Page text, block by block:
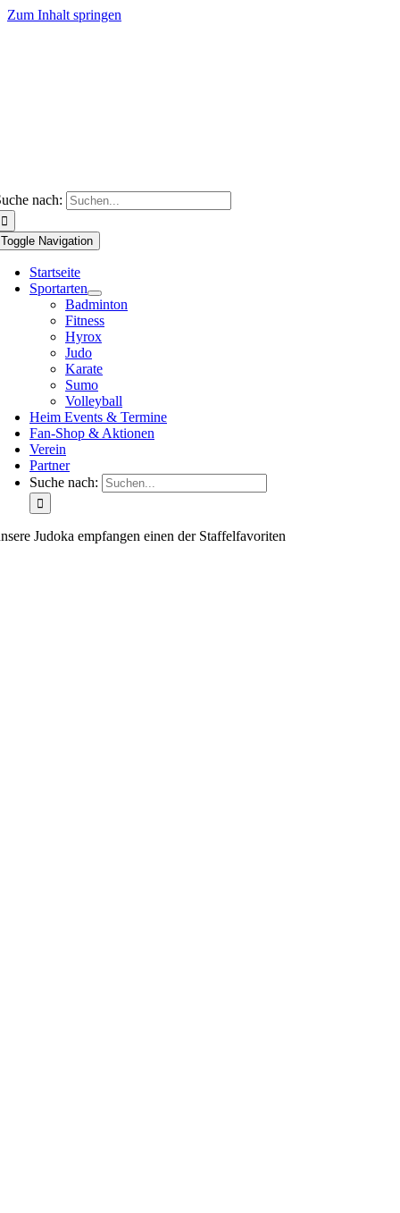
Zum Inhalt springen
nach:
Toggle Navigation
Startseite
Sportarten
Badminton
Fitness
Hyrox
Judo
Karate
Sumo
Volleyball
Heim Events & Termine
Fan-Shop & Aktionen
Verein
Partner
Suche nach:
Judoka empfangen einen der Staffelfavoriten